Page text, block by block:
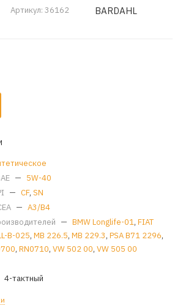
Артикул: 36162 BARDAHL
— 5W-40
— CF, SN
— A3/B4
— BMW Longlife-01, FIAT
B-025, MB 226.5, MB 229.3, PSA B71 2296,
, RN0710, VW 502 00, VW 505 00
4-тактный